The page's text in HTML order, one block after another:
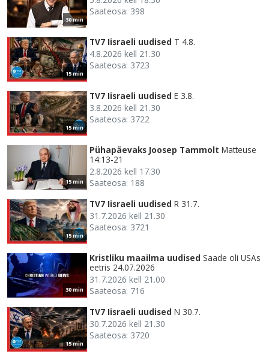
30 min
Saateosa: 398
15 min
TV7 Iisraeli uudised T 4.8.
4.8.2026 kell 21.30
Saateosa: 3723
15 min
TV7 Iisraeli uudised E 3.8.
3.8.2026 kell 21.30
Saateosa: 3722
15 min
Pühapäevaks Joosep Tammolt Matteuse
14:13-21
2.8.2026 kell 17.30
Saateosa: 188
15 min
TV7 Iisraeli uudised R 31.7.
31.7.2026 kell 21.30
Saateosa: 3721
30 min
Kristliku maailma uudised Saade oli USAs
eetris 24.07.2026
31.7.2026 kell 21.00
Saateosa: 716
15 min
TV7 Iisraeli uudised N 30.7.
30.7.2026 kell 21.30
Saateosa: 3720